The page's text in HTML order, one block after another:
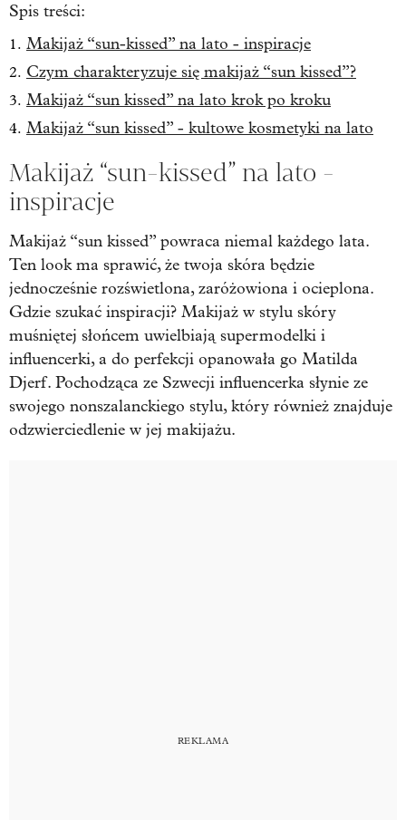
Spis treści:
Makijaż “sun-kissed” na lato - inspiracje
Czym charakteryzuje się makijaż “sun kissed”?
Makijaż “sun kissed” na lato krok po kroku
Makijaż “sun kissed” - kultowe kosmetyki na lato
Makijaż “sun-kissed” na lato -
inspiracje
Makijaż “sun kissed” powraca niemal każdego lata.
Ten look ma sprawić, że twoja skóra będzie
jednocześnie rozświetlona, zaróżowiona i ocieplona.
Gdzie szukać inspiracji? Makijaż w stylu skóry
muśniętej słońcem uwielbiają supermodelki i
influencerki, a do perfekcji opanowała go Matilda
Djerf. Pochodząca ze Szwecji influencerka słynie ze
swojego nonszalanckiego stylu, który również znajduje
odzwierciedlenie w jej makijażu.